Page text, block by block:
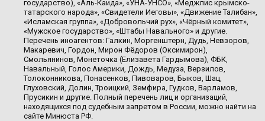
государство), «Аль-Каида», «УНА-УНСО», «Меджлис крымско-
татарского народа», «Свидетели Иеговы», «Движение Талибан»,
«Исламская группа», «Добровольчий рух», «Чёрный комитет»,
«Мужское государство», «Штабы Навального» и другие.
Перечень иноагентов: Галкин, Моргенштерн, Дудь, Невзоров,
Макаревич, Гордон, Мирон Фёдоров (Оксимирон),
Смольянинов, Монеточка (Елизавета Гардымова), ФБК,
Навальный, Голос Америки, Дождь, Медуза, Верзилов,
Толоконникова, Понасенков, Пивоваров, Быков, Шац,
Глуховский, Долин, Троицкий, Земфира, Гудков, Варламов,
Прусикин и другие. Полный перечень лиц и организаций,
находящихся под судебным запретом в России, можно найти на
сайте Минюста РФ.